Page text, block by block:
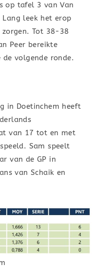
op tafel 3 van Van
Lang leek het erop
Tot 38-38
Peer bereikte
volgende ronde.
in Doetinchem heeft
van 17 tot en met
Sam speelt
van de GP in
van Schaik en